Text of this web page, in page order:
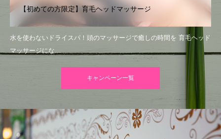
【初めての方限定】育毛ヘッドマッサージ
水を使わないドライスパ！頭のマッサージで癒しの時間を 育毛ヘッド
マッサージにな…
キャンペーン一覧